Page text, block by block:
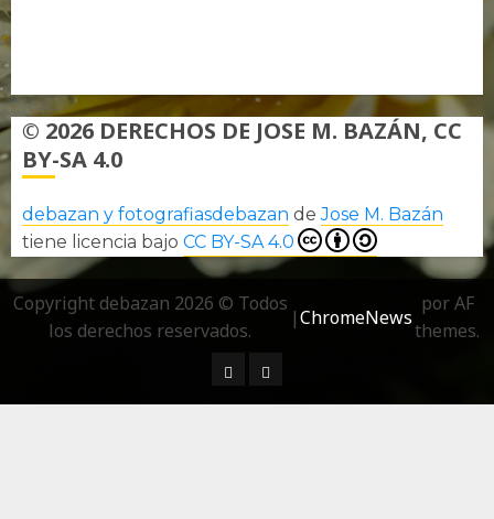
© 2026 DERECHOS DE JOSE M. BAZÁN, CC
BY-SA 4.0
debazan y fotografiasdebazan deJose M. Bazán
tiene licencia bajo CC BY-SA 4.0
Copyright debazan 2026 © Todos
los derechos reservados.
|ChromeNews
por AF
themes.
¿ Quién soy…?
Más información sobre las